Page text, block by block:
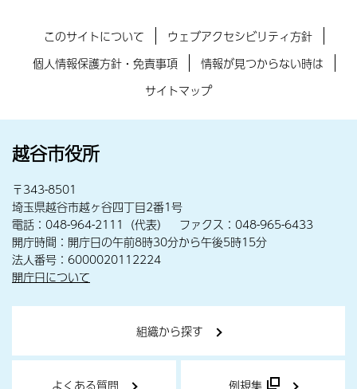
このサイトについて
ウェブアクセシビリティ方針
個人情報保護方針・免責事項
情報が見つからない時は
サイトマップ
越谷市役所
〒343-8501
埼玉県越谷市越ヶ谷四丁目2番1号
電話：048-964-2111（代表） ファクス：048-965-6433
開庁時間：開庁日の午前8時30分から午後5時15分
法人番号：6000020112224
開庁日について
組織から探す
よくある質問 例規集